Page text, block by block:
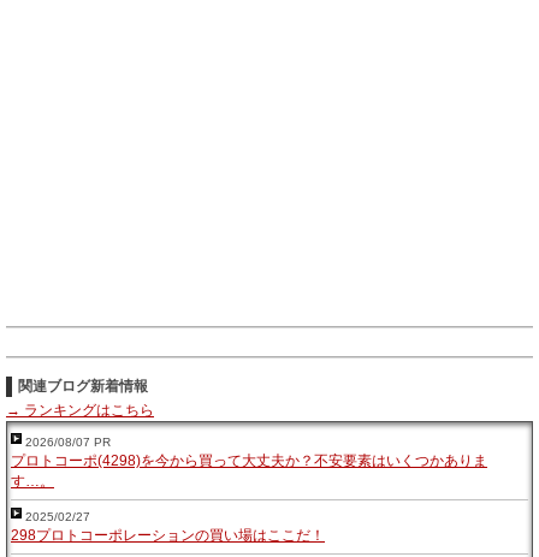
関連ブログ新着情報
→ ランキングはこちら
2026/08/07 PR
プロトコーポ(4298)を今から買って大丈夫か？不安要素はいくつかありま
す…。
2025/02/27
298プロトコーポレーションの買い場はここだ！